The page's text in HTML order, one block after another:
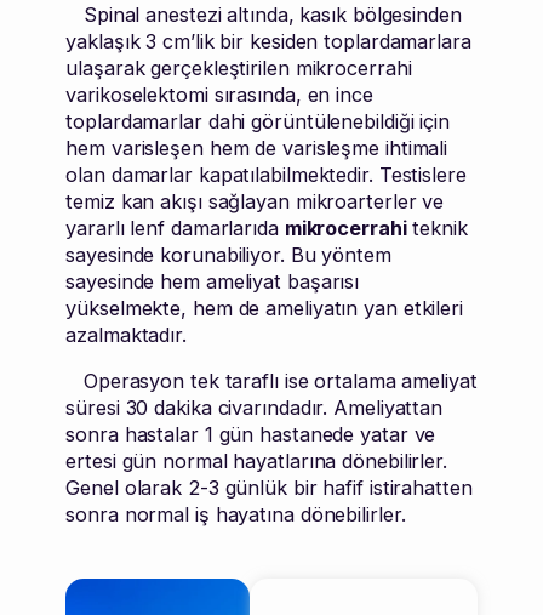
Spinal anestezi altında, kasık bölgesinden
yaklaşık 3 cm’lik bir kesiden toplardamarlara
ulaşarak gerçekleştirilen mikrocerrahi
varikoselektomi sırasında, en ince
toplardamarlar dahi görüntülenebildiği için
hem varisleşen hem de varisleşme ihtimali
olan damarlar kapatılabilmektedir. Testislere
temiz kan akışı sağlayan mikroarterler ve
yararlı lenf damarlarıda mikrocerrahiteknik
sayesinde korunabiliyor. Bu yöntem
sayesinde hem ameliyat başarısı
yükselmekte, hem de ameliyatın yan etkileri
azalmaktadır.
Operasyon tek taraflı ise ortalama ameliyat
süresi 30 dakika civarındadır. Ameliyattan
sonra hastalar 1 gün hastanede yatar ve
ertesi gün normal hayatlarına dönebilirler.
Genel olarak 2-3 günlük bir hafif istirahatten
sonra normal iş hayatına dönebilirler.